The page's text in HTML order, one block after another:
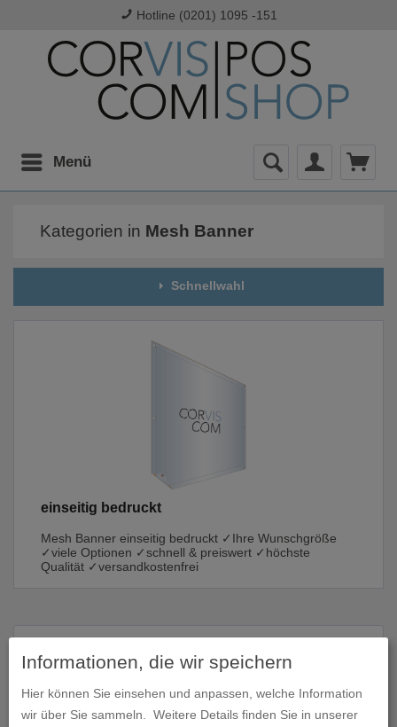
Hotline (0201) 1095 -151
Menü
Kategorien in Mesh Banner
Schnellwahl
einseitig bedruckt
Mesh Banner einseitig bedruckt ✓Ihre Wunschgröße
✓viele Optionen ✓schnell & preiswert ✓höchste
Qualität ✓versandkostenfrei
Produkte in Mesh Banner
Informationen, die wir speichern
Hier können Sie einsehen und anpassen, welche Information
wir über Sie sammeln.
Weitere Details finden Sie in unserer